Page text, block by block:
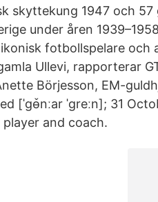
skyttekung 1947 och 57
under åren
fotbollspelare och
Ullevi, rapporterar
Börjesson, EM-
[ˈɡɵ̌nːar ˈɡreːn]; 31
and coach.